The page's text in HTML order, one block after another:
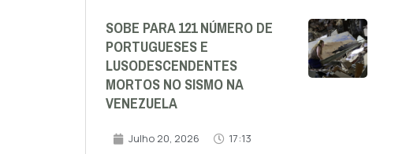
SOBE PARA 121 NÚMERO DE
PORTUGUESES E
LUSODESCENDENTES
MORTOS NO SISMO NA
VENEZUELA
Julho 20, 2026 17:13